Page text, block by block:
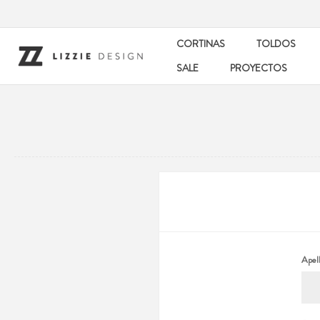
CORTINAS TOLDOS
SALE
PROYECTOS